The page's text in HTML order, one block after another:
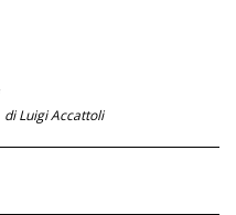
di Luigi Accattoli